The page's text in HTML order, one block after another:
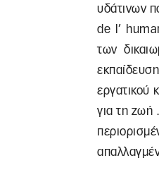
υδάτινων
de l’
των
εργατικού
για τη